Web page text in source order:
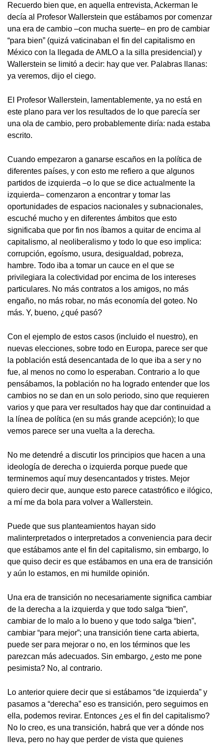
Recuerdo bien que, en aquella entrevista, Ackerman le
decía al Profesor Wallerstein que estábamos por comenzar
una era de cambio –con mucha suerte– en pro de cambiar
“para bien” (quizá vaticinaban el fin del capitalismo en
México con la llegada de AMLO a la silla presidencial) y
Wallerstein se limitó a decir: hay que ver. Palabras llanas:
ya veremos, dijo el ciego.
El Profesor Wallerstein, lamentablemente, ya no está en
este plano para ver los resultados de lo que parecía ser
una ola de cambio, pero probablemente diría: nada estaba
escrito.
Cuando empezaron a ganarse escaños en la política de
diferentes países, y con esto me refiero a que algunos
partidos de izquierda –o lo que se dice actualmente la
izquierda– comenzaron a encontrar y tomar las
oportunidades de espacios nacionales y subnacionales,
escuché mucho y en diferentes ámbitos que esto
significaba que por fin nos íbamos a quitar de encima al
capitalismo, al neoliberalismo y todo lo que eso implica:
corrupción, egoísmo, usura, desigualdad, pobreza,
hambre. Todo iba a tomar un cauce en el que se
privilegiara la colectividad por encima de los intereses
particulares. No más contratos a los amigos, no más
engaño, no más robar, no más economía del goteo. No
más. Y, bueno, ¿qué pasó?
Con el ejemplo de estos casos (incluido el nuestro), en
nuevas elecciones, sobre todo en Europa, parece ser que
la población está desencantada de lo que iba a ser y no
fue, al menos no como lo esperaban. Contrario a lo que
pensábamos, la población no ha logrado entender que los
cambios no se dan en un solo periodo, sino que requieren
varios y que para ver resultados hay que dar continuidad a
la línea de política (en su más grande acepción); lo que
vemos parece ser una vuelta a la derecha.
No me detendré a discutir los principios que hacen a una
ideología de derecha o izquierda porque puede que
terminemos aquí muy desencantados y tristes. Mejor
quiero decir que, aunque esto parece catastrófico e ilógico,
a mí me da bola para volver a Wallerstein.
Puede que sus planteamientos hayan sido
malinterpretados o interpretados a conveniencia para decir
que estábamos ante el fin del capitalismo, sin embargo, lo
que quiso decir es que estábamos en una era de transición
y aún lo estamos, en mi humilde opinión.
Una era de transición no necesariamente significa cambiar
de la derecha a la izquierda y que todo salga “bien”,
cambiar de lo malo a lo bueno y que todo salga “bien”,
cambiar “para mejor”; una transición tiene carta abierta,
puede ser para mejorar o no, en los términos que les
parezcan más adecuados. Sin embargo, ¿esto me pone
pesimista? No, al contrario.
Lo anterior quiere decir que si estábamos “de izquierda” y
pasamos a “derecha” eso es transición, pero seguimos en
ella, podemos revirar. Entonces ¿es el fin del capitalismo?
No lo creo, es una transición, habrá que ver a dónde nos
lleva, pero no hay que perder de vista que quienes